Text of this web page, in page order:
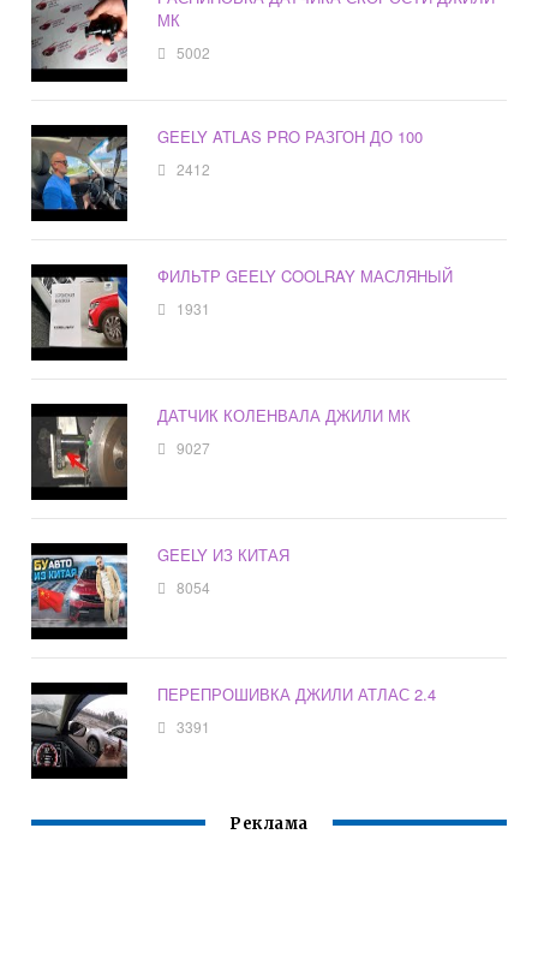
МК
5002
GEELY ATLAS PRO РАЗГОН ДО 100
2412
ФИЛЬТР GEELY COOLRAY МАСЛЯНЫЙ
1931
ДАТЧИК КОЛЕНВАЛА ДЖИЛИ МК
9027
GEELY ИЗ КИТАЯ
8054
ПЕРЕПРОШИВКА ДЖИЛИ АТЛАС 2.4
3391
Реклама